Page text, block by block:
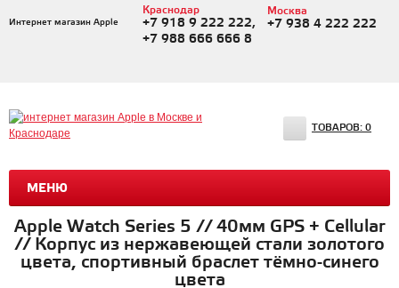
Интернет магазин Apple
Краснодар
+7 918 9 222 222,
+7 988 666 666 8
Москва
+7 938 4 222 222
МЕНЮ
ТОВАРОВ: 0
Apple Watch Series 5 // 40мм GPS + Cellular
// Корпус из нержавеющей стали золотого
цвета, спортивный браслет тёмно-синего
цвета